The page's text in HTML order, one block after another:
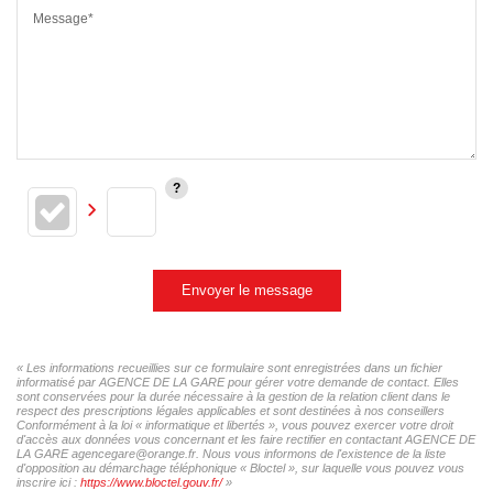
Message*
Envoyer le message
« Les informations recueillies sur ce formulaire sont enregistrées dans un fichier
informatisé par AGENCE DE LA GARE pour gérer votre demande de contact. Elles
sont conservées pour la durée nécessaire à la gestion de la relation client dans le
respect des prescriptions légales applicables et sont destinées à nos conseillers
Conformément à la loi « informatique et libertés », vous pouvez exercer votre droit
d'accès aux données vous concernant et les faire rectifier en contactant AGENCE DE
LA GARE agencegare@orange.fr. Nous vous informons de l'existence de la liste
d'opposition au démarchage téléphonique « Bloctel », sur laquelle vous pouvez vous
inscrire ici : https://www.bloctel.gouv.fr/»